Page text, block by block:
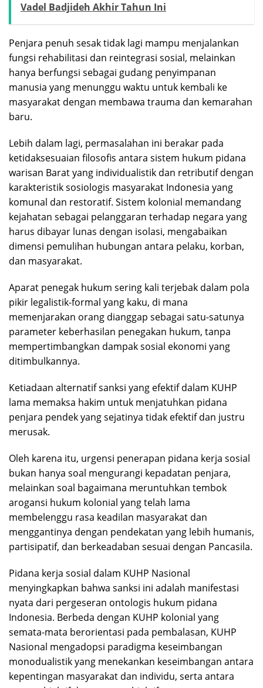
Vadel Badjideh Akhir Tahun Ini
Penjara penuh sesak tidak lagi mampu menjalankan
fungsi rehabilitasi dan reintegrasi sosial, melainkan
hanya berfungsi sebagai gudang penyimpanan
manusia yang menunggu waktu untuk kembali ke
masyarakat dengan membawa trauma dan kemarahan
baru.
Lebih dalam lagi, permasalahan ini berakar pada
ketidaksesuaian filosofis antara sistem hukum pidana
warisan Barat yang individualistik dan retributif dengan
karakteristik sosiologis masyarakat Indonesia yang
komunal dan restoratif. Sistem kolonial memandang
kejahatan sebagai pelanggaran terhadap negara yang
harus dibayar lunas dengan isolasi, mengabaikan
dimensi pemulihan hubungan antara pelaku, korban,
dan masyarakat.
Aparat penegak hukum sering kali terjebak dalam pola
pikir legalistik-formal yang kaku, di mana
memenjarakan orang dianggap sebagai satu-satunya
parameter keberhasilan penegakan hukum, tanpa
mempertimbangkan dampak sosial ekonomi yang
ditimbulkannya.
Ketiadaan alternatif sanksi yang efektif dalam KUHP
lama memaksa hakim untuk menjatuhkan pidana
penjara pendek yang sejatinya tidak efektif dan justru
merusak.
Oleh karena itu, urgensi penerapan pidana kerja sosial
bukan hanya soal mengurangi kepadatan penjara,
melainkan soal bagaimana meruntuhkan tembok
arogansi hukum kolonial yang telah lama
membelenggu rasa keadilan masyarakat dan
menggantinya dengan pendekatan yang lebih humanis,
partisipatif, dan berkeadaban sesuai dengan Pancasila.
Pidana kerja sosial dalam KUHP Nasional
menyingkapkan bahwa sanksi ini adalah manifestasi
nyata dari pergeseran ontologis hukum pidana
Indonesia. Berbeda dengan KUHP kolonial yang
semata-mata berorientasi pada pembalasan, KUHP
Nasional mengadopsi paradigma keseimbangan
monodualistik yang menekankan keseimbangan antara
kepentingan masyarakat dan individu, serta antara